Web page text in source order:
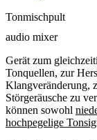
Tonmischpult
audio mixer
Gerät zum
Tonquellen, zur
Klangveränderung,
Störgeräusche zu
können sowohl
hochpegelige